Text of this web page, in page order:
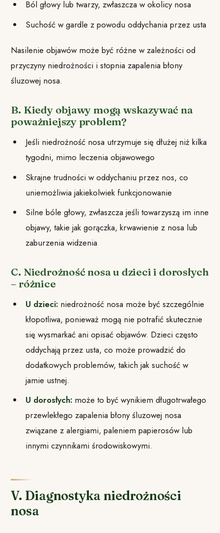
Ból głowy lub twarzy, zwłaszcza w okolicy nosa
Suchość w gardle z powodu oddychania przez usta
Nasilenie objawów może być różne w zależności od
przyczyny niedrożności i stopnia zapalenia błony
śluzowej nosa.
B. Kiedy objawy mogą wskazywać na
poważniejszy problem?
Jeśli niedrożność nosa utrzymuje się dłużej niż kilka
tygodni, mimo leczenia objawowego
Skrajne trudności w oddychaniu przez nos, co
uniemożliwia jakiekolwiek funkcjonowanie
Silne bóle głowy, zwłaszcza jeśli towarzyszą im inne
objawy, takie jak gorączka, krwawienie z nosa lub
zaburzenia widzenia
C. Niedrożność nosa u dzieci i dorosłych
– różnice
U dzieci:niedrożność nosa może być szczególnie
kłopotliwa, ponieważ mogą nie potrafić skutecznie
się wysmarkać ani opisać objawów. Dzieci często
oddychają przez usta, co może prowadzić do
dodatkowych problemów, takich jak suchość w
jamie ustnej.
U dorosłych: może to być wynikiem długotrwałego
przewlekłego zapalenia błony śluzowej nosa
związane z alergiami, paleniem papierosów lub
innymi czynnikami środowiskowymi.
V. Diagnostyka niedrożności
nosa